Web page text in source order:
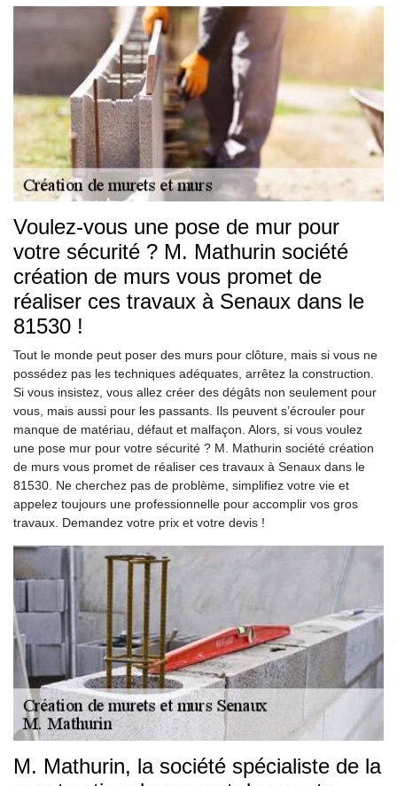
Voulez-vous une pose de mur pour
votre sécurité ? M. Mathurin société
création de murs vous promet de
réaliser ces travaux à Senaux dans le
81530 !
Tout le monde peut poser des murs pour clôture, mais si vous ne
possédez pas les techniques adéquates, arrêtez la construction.
Si vous insistez, vous allez créer des dégâts non seulement pour
vous, mais aussi pour les passants. Ils peuvent s’écrouler pour
manque de matériau, défaut et malfaçon. Alors, si vous voulez
une pose mur pour votre sécurité ? M. Mathurin société création
de murs vous promet de réaliser ces travaux à Senaux dans le
81530. Ne cherchez pas de problème, simplifiez votre vie et
appelez toujours une professionnelle pour accomplir vos gros
travaux. Demandez votre prix et votre devis !
M. Mathurin, la société spécialiste de la